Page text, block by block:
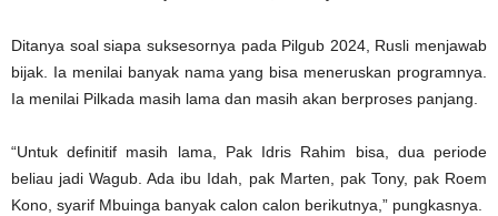
Ditanya soal siapa suksesornya pada Pilgub 2024, Rusli menjawab
bijak. Ia menilai banyak nama yang bisa meneruskan programnya.
Ia menilai Pilkada masih lama dan masih akan berproses panjang.
“Untuk definitif masih lama, Pak Idris Rahim bisa, dua periode
beliau jadi Wagub. Ada ibu Idah, pak Marten, pak Tony, pak Roem
Kono, syarif Mbuinga banyak calon calon berikutnya,” pungkasnya.